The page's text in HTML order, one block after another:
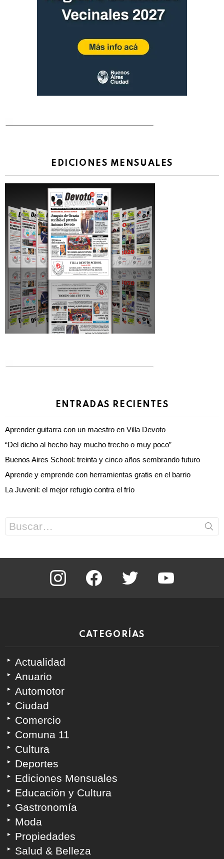
EDICIONES MENSUALES
ENTRADAS RECIENTES
Aprender guitarra con un maestro en Villa Devoto
“Del dicho al hecho hay mucho trecho o muy poco”
Buenos Aires School: treinta y cinco años sembrando futuro
Aprende y emprende con herramientas gratis en el barrio
La Juvenil: el mejor refugio contra el frío
for:
instagram facebook twitter
CATEGORÍAS
Actualidad
Anuario
Automotor
Ciudad
Comercio
Comuna 11
Cultura
Deportes
Ediciones Mensuales
Educación y Cultura
Gastronomía
Moda
Propiedades
Salud & Belleza